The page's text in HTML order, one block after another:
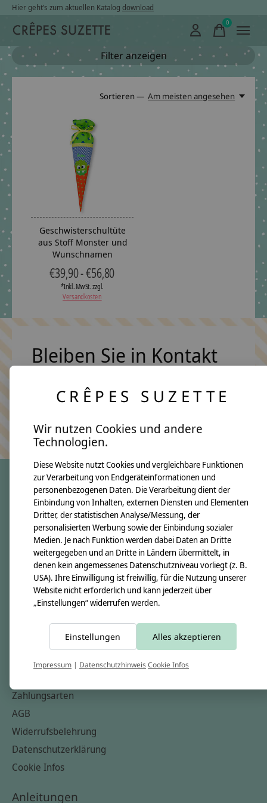
Hier geht’s zum aktuellen Katalog download
0items
Filter anzeigen
Sortieren — Am meisten angesehen
Geschwisterschultüte
aus Stoff Monster und
Wunschnamen
€39,90 - €56,80
*Inkl. MwSt. zzgl.
Versandkosten
Bleiben Sie in Kontakt
Keine Sorge, wir übertreiben es nicht
crêpes suzette
Über uns
Unsere Creppies
Nähkästchen
Unsere Stoffe
Impressum
Informationen
Kontakt
Zahlungsarten
AGB
Widerrufsbelehrung
Datenschutzerklärung
Cookie Infos
Anleitungen
CRÊPES SUZETTE
Wir nutzen Cookies und andere
Technologien.
Diese Website nutzt Cookies und vergleichbare Funktionen
zur Verarbeitung von Endgeräteinformationen und
personenbezogenen Daten. Die Verarbeitung dient der
Einbindung von Inhalten, externen Diensten und Elementen
Dritter, der statistischen Analyse/Messung, der
personalisierten Werbung sowie der Einbindung sozialer
Medien. Je nach Funktion werden dabei Daten an Dritte
weitergegeben und an Dritte in Ländern übermittelt, in
denen kein angemessenes Datenschutzniveau vorliegt (z. B.
USA). Ihre Einwilligung ist freiwillig, für die Nutzung unserer
Website nicht erforderlich und kann jederzeit über
„Einstellungen“ widerrufen werden.
Einstellungen Alles akzeptieren
Impressum | DatenschutzhinweisCookie Infos